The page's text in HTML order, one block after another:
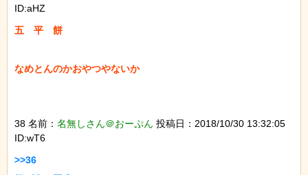
ID:aHZ
五　平　餅
なめとんのかおやつやないか
38 名前： 名無しさん＠おーぷん 投稿日：2018/10/30 13:32:05
ID:wT6
>>36